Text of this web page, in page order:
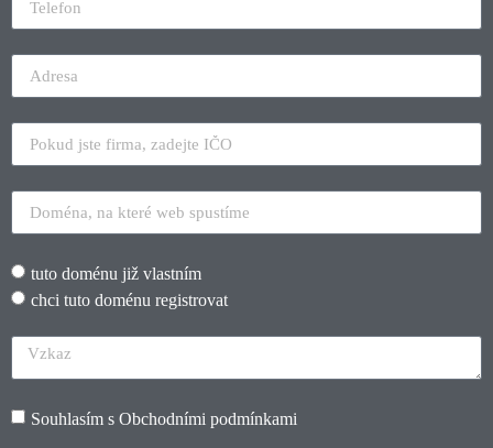
tuto doménu již vlastním
chci tuto doménu registrovat
Souhlasím s Obchodními podmínkami